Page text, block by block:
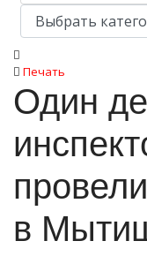
Печать
Один
в